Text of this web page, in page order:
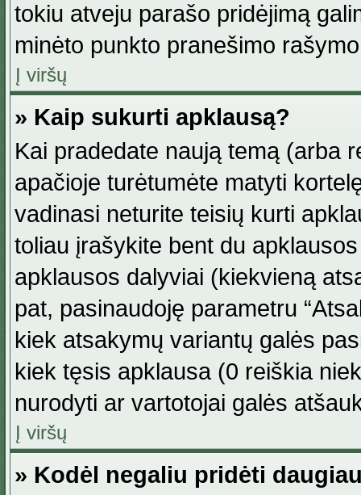
tokiu atveju parašo pridėjimą
minėto punkto pranešimo
Į viršų
» Kaip sukurti apklausą?
Kai pradedate naują temą (arba
apačioje turėtumėte matyti
vadinasi neturite teisių kurti
toliau įrašykite bent du
apklausos dalyviai (kiekvieną
pat, pasinaudoję parametru
kiek atsakymų variantų galės
kiek tęsis apklausa (0 reiškia
nurodyti ar vartotojai galės
Į viršų
» Kodėl negaliu pridėti